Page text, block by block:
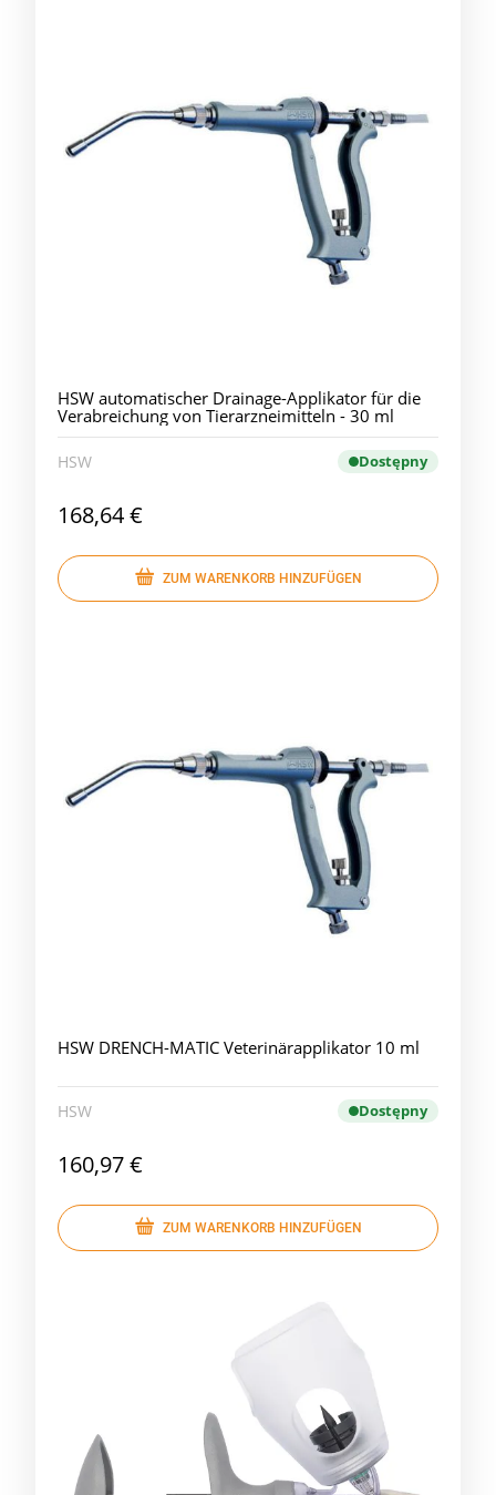
HSW automatischer Drainage-Applikator für die
Verabreichung von Tierarzneimitteln - 30 ml
HSW Dostępny
168,64 €
ZUM WARENKORB HINZUFÜGEN
HSW DRENCH-MATIC Veterinärapplikator 10 ml
HSW Dostępny
160,97 €
ZUM WARENKORB HINZUFÜGEN